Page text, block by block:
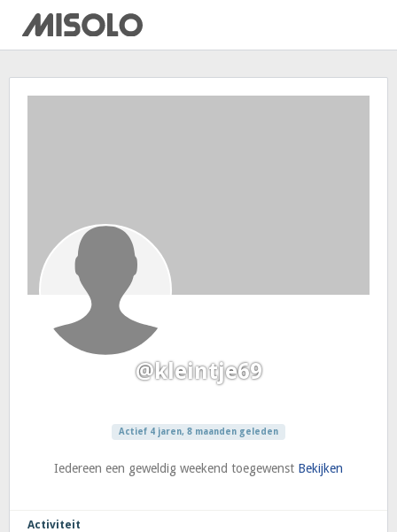
@kleintje69
Actief 4 jaren, 8 maanden geleden
Iedereen een geweldig weekend toegewenst Bekijken
Activiteit